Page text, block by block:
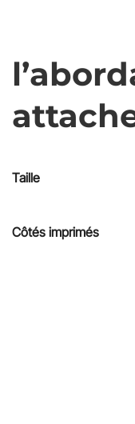
Taille
Côtés imprimés